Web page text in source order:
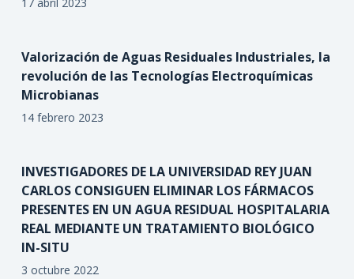
Valorización de Aguas Residuales Industriales, la
revolución de las Tecnologías Electroquímicas
Microbianas
14 febrero 2023
INVESTIGADORES DE LA UNIVERSIDAD REY JUAN
CARLOS CONSIGUEN ELIMINAR LOS FÁRMACOS
PRESENTES EN UN AGUA RESIDUAL HOSPITALARIA
REAL MEDIANTE UN TRATAMIENTO BIOLÓGICO
IN-SITU
3 octubre 2022